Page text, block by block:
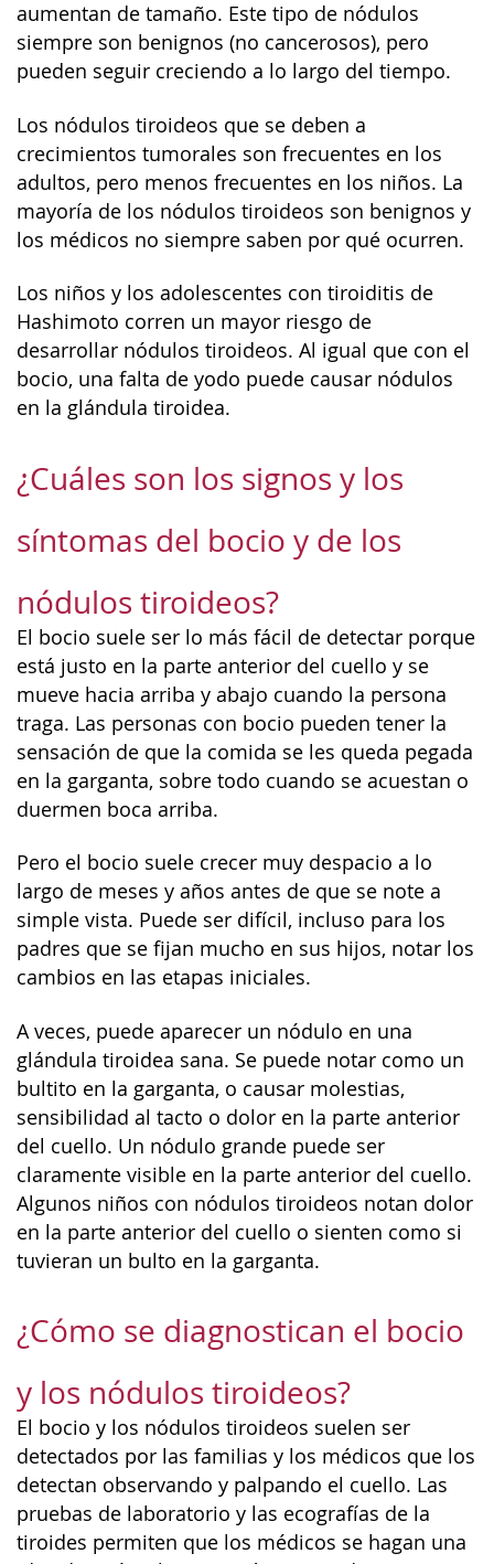
aumentan de tamaño. Este tipo de nódulos
siempre son benignos (no cancerosos), pero
pueden seguir creciendo a lo largo del tiempo.
Los nódulos tiroideos que se deben a
crecimientos tumorales son frecuentes en los
adultos, pero menos frecuentes en los niños. La
mayoría de los nódulos tiroideos son benignos y
los médicos no siempre saben por qué ocurren.
Los niños y los adolescentes con tiroiditis de
Hashimoto corren un mayor riesgo de
desarrollar nódulos tiroideos. Al igual que con el
bocio, una falta de yodo puede causar nódulos
en la glándula tiroidea.
¿Cuáles son los signos y los
síntomas del bocio y de los
nódulos tiroideos?
El bocio suele ser lo más fácil de detectar porque
está justo en la parte anterior del cuello y se
mueve hacia arriba y abajo cuando la persona
traga. Las personas con bocio pueden tener la
sensación de que la comida se les queda pegada
en la garganta, sobre todo cuando se acuestan o
duermen boca arriba.
Pero el bocio suele crecer muy despacio a lo
largo de meses y años antes de que se note a
simple vista. Puede ser difícil, incluso para los
padres que se fijan mucho en sus hijos, notar los
cambios en las etapas iniciales.
A veces, puede aparecer un nódulo en una
glándula tiroidea sana. Se puede notar como un
bultito en la garganta, o causar molestias,
sensibilidad al tacto o dolor en la parte anterior
del cuello. Un nódulo grande puede ser
claramente visible en la parte anterior del cuello.
Algunos niños con nódulos tiroideos notan dolor
en la parte anterior del cuello o sienten como si
tuvieran un bulto en la garganta.
¿Cómo se diagnostican el bocio
y los nódulos tiroideos?
El bocio y los nódulos tiroideos suelen ser
detectados por las familias y los médicos que los
detectan observando y palpando el cuello. Las
pruebas de laboratorio y las ecografías de la
tiroides permiten que los médicos se hagan una